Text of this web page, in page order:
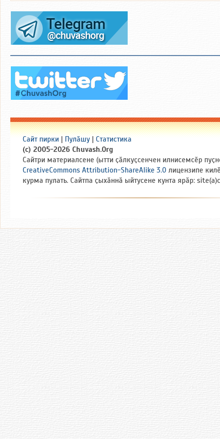
Сайт пирки | Пулӑшу | Статистика
(c) 2005-2026 Chuvash.Org
Сайтри материалсене (ытти ҫӑлкуҫсенчен илнисемсӗр
CreativeCommons Attribution-ShareAlike 3.0 лицензипе
курма пулать. Сайтпа ҫыхӑннӑ ыйтусене кунта ярӑр: